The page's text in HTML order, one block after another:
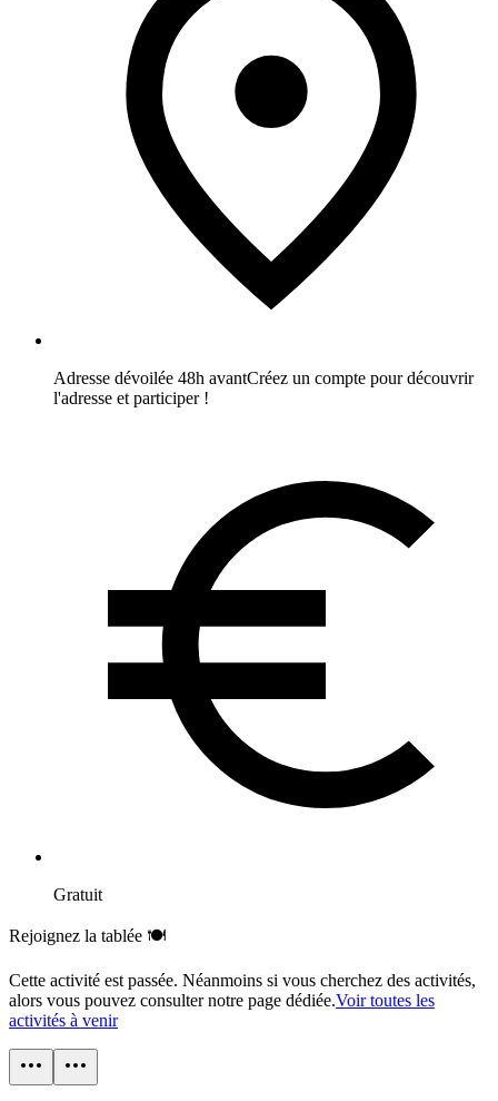
Adresse dévoilée 48h avantCréez un compte pour découvrir
l'adresse et participer !
Gratuit
Rejoignez la tablée 🍽️
Cette activité est passée. Néanmoins si vous cherchez des activités,
alors vous pouvez consulter notre page dédiée.Voir toutes les
activités à venir